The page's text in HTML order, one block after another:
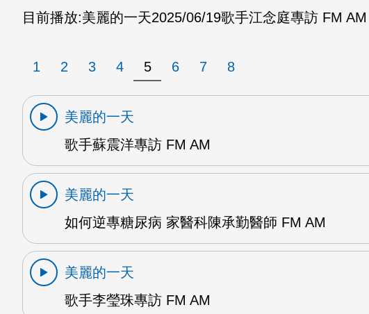
目前播放:美麗的一天2025/06/19歌手江念庭專訪 FM AM
1 2 3 4 5 6 7 8
美麗的一天
歌手蘇震洋專訪 FM AM
美麗的一天
如何逆專糖尿病 家醫科陳承勤醫師 FM AM
美麗的一天
歌手李瑩珠專訪 FM AM